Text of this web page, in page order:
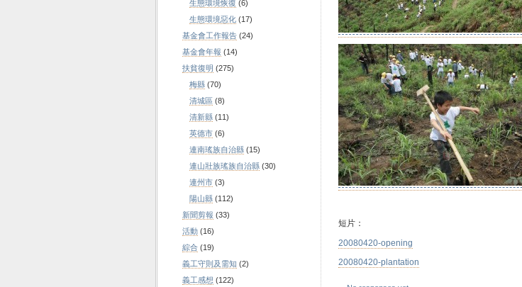
短片：
20080420-opening
20080420-plantation
生態環境恢復 (6)
生態環境惡化 (17)
基金會工作報告 (24)
基金會年報 (14)
扶貧復明 (275)
梅縣 (70)
清城區 (8)
清新縣 (11)
英德市 (6)
連南瑤族自治縣 (15)
連山壯族瑤族自治縣 (30)
連州市 (3)
陽山縣 (112)
新聞剪報 (33)
活動 (16)
綜合 (19)
義工守則及需知 (2)
義工感想 (122)